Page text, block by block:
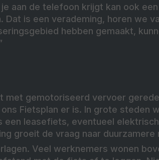
aan de telefoon krijgt kan ook
is een verademing, horen we
hebben gemaakt,
met gemotoriseerd vervoer
Fietsplan er is. In grote steden
een leasefiets, eventueel
groeit de vraag naar duurzamere
Veel werknemers wonen